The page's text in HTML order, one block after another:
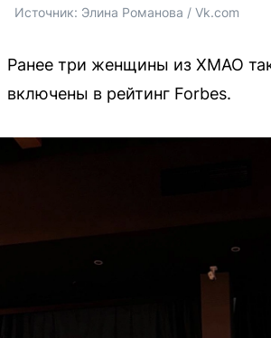
Источник: Элина Романова / Vk.com
Ранее три женщины из ХМАО
включены в рейтинг Forbes.